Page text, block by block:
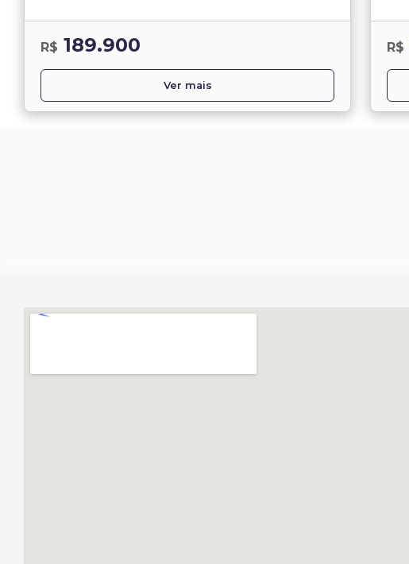
R$ 189.900
Ver mais
R$